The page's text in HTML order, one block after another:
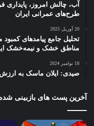
آب، چالش امروز، پایداری
طرح‌های عمرانی ایران
20 آوریل 2025
تحلیل جامع پیامدهای کمبود
مناطق خشک و نیمه‌خشک
18 نوامبر 2024
صیدی: ایلان ماسک به
آخرین پست های بازبینی